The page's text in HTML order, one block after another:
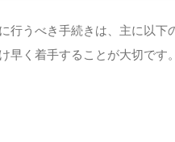
行うべき手続きは、主に以
早く着手することが大切です。